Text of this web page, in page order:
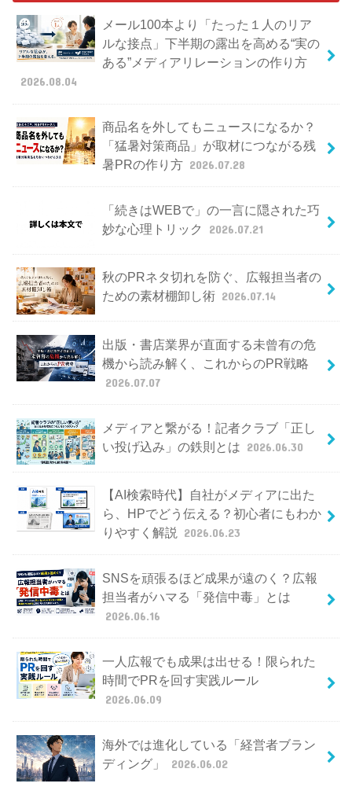
メール100本より「たった１人のリア
ルな接点」下半期の露出を高める“実の
ある”メディアリレーションの作り方
2026.08.04
商品名を外してもニュースになるか？
「猛暑対策商品」が取材につながる残
暑PRの作り方 2026.07.28
「続きはWEBで」の一言に隠された巧
妙な心理トリック
2026.07.21
秋のPRネタ切れを防ぐ、広報担当者の
ための素材棚卸し術 2026.07.14
出版・書店業界が直面する未曾有の危
機から読み解く、これからのPR戦略
2026.07.07
メディアと繋がる！記者クラブ「正し
い投げ込み」の鉄則とは 2026.06.30
【AI検索時代】自社がメディアに出た
ら、HPでどう伝える？初心者にもわか
りやすく解説
2026.06.23
SNSを頑張るほど成果が遠のく？広報
担当者がハマる「発信中毒」とは
2026.06.16
一人広報でも成果は出せる！限られた
時間でPRを回す実践ルール
2026.06.09
海外では進化している「経営者ブラン
ディング」
2026.06.02